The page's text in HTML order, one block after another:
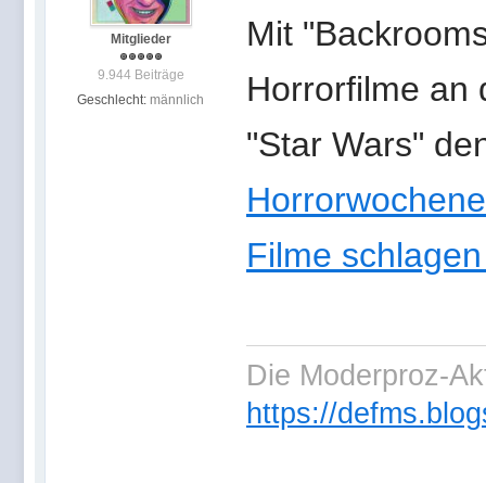
Mitglieder
9.944 Beiträge
Geschlecht: männlich
Mit
Horrorfilme an
"Star Wars"
Filme
Die Moderproz-
https://